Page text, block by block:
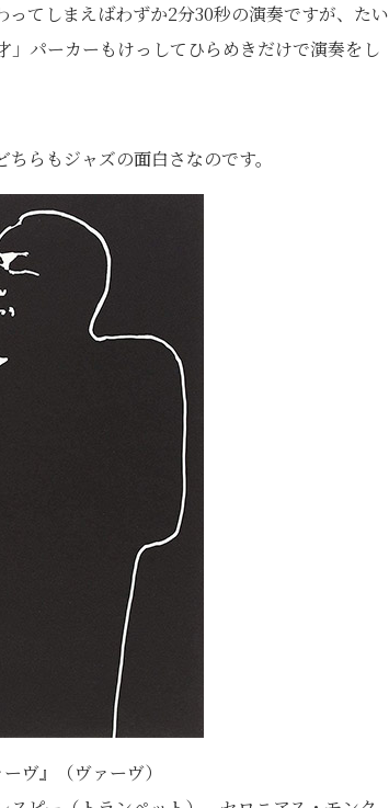
てしまえばわずか2分30秒の演奏ですが、たい
パーカーもけっしてひらめきだけで演奏をし
らもジャズの面白さなのです。
ヴ』（ヴァーヴ）